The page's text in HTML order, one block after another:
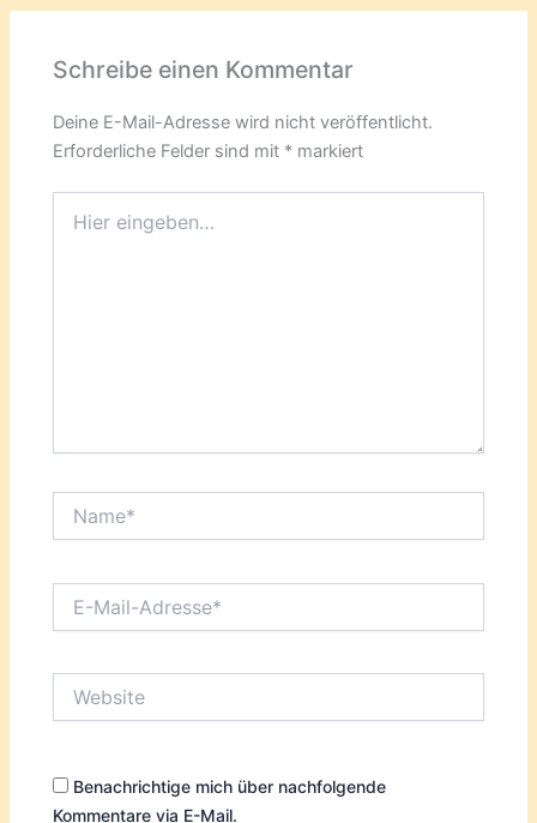
Schreibe einen Kommentar
Deine E-Mail-Adresse wird nicht veröffentlicht.
Erforderliche Felder sind mit * markiert
eingeben…
Mail-
Benachrichtige mich über nachfolgende
Kommentare via E-Mail.